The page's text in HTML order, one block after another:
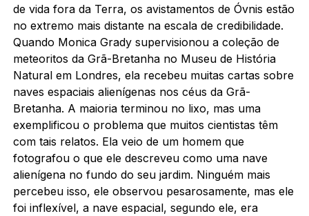
de vida fora da Terra, os avistamentos de Óvnis estão
no extremo mais distante na escala de credibilidade.
Quando Monica Grady supervisionou a coleção de
meteoritos da Grã-Bretanha no Museu de História
Natural em Londres, ela recebeu muitas cartas sobre
naves espaciais alienígenas nos céus da Grã-
Bretanha. A maioria terminou no lixo, mas uma
exemplificou o problema que muitos cientistas têm
com tais relatos. Ela veio de um homem que
fotografou o que ele descreveu como uma nave
alienígena no fundo do seu jardim. Ninguém mais
percebeu isso, ele observou pesarosamente, mas ele
foi inflexível, a nave espacial, segundo ele, era